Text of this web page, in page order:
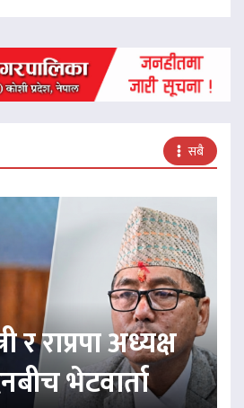
सबै
र राप्रपा अध्यक्ष
भेटवार्ता